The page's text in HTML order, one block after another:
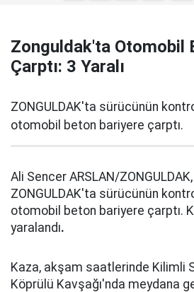
Zonguldak'ta Otomobil
Çarptı: 3 Yaralı
ZONGULDAK'ta sürücünün
otomobil beton bariyere çarptı.
Ali Sencer ARSLAN/
ZONGULDAK'ta sürücünün
otomobil beton bariyere çarptı.
yaralandı.
Kaza, akşam saatlerinde Kilimli
Köprülü Kavşağı'nda meydana